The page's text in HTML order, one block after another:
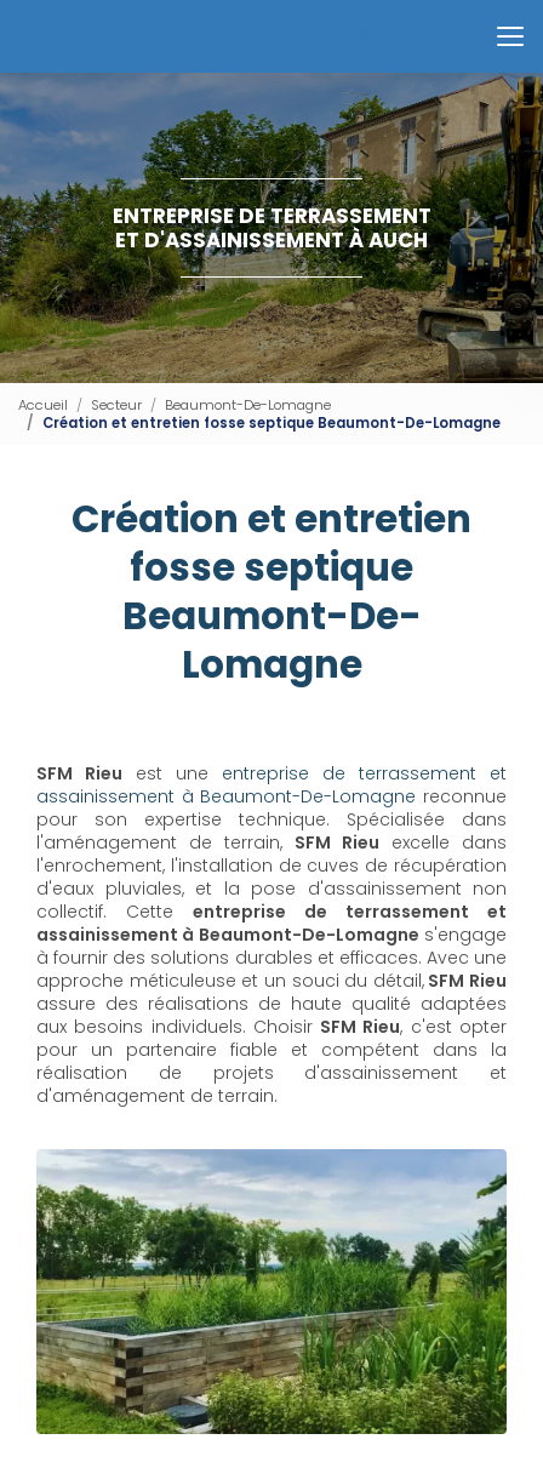
principal
ENTREPRISE DE TERRASSEMENT
ET D'ASSAINISSEMENT À AUCH
Accueil Secteur
Beaumont-De-Lomagne
Création et entretien fosse septique Beaumont-De-Lomagne
Création et entretien
fosse septique
Beaumont-De-
Lomagne
SFM Rieu est une entreprise de terrassement et
assainissement à Beaumont-De-Lomagne reconnue
pour son expertise technique. Spécialisée dans
l'aménagement de terrain, SFM Rieu excelle dans
l'enrochement, l'installation de cuves de récupération
d'eaux pluviales, et la pose d'assainissement non
collectif. Cette entreprise de terrassement et
assainissement à Beaumont-De-Lomagne s'engage
à fournir des solutions durables et efficaces. Avec une
approche méticuleuse et un souci du détail,SFM Rieu
assure des réalisations de haute qualité adaptées
aux besoins individuels. Choisir SFM Rieu, c'est opter
pour un partenaire fiable et compétent dans la
réalisation de projets d'assainissement et
d'aménagement de terrain.